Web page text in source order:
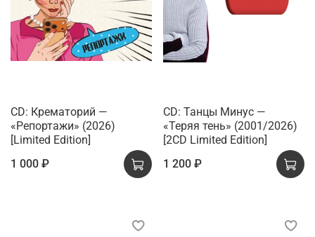
CD: Крематорий —
«Репортажи» (2026)
[Limited Edition]
1 000 ₽
CD: Танцы Минус —
«Теряя тень» (2001/2026)
[2CD Limited Edition]
1 200 ₽